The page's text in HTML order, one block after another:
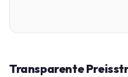
Transparente